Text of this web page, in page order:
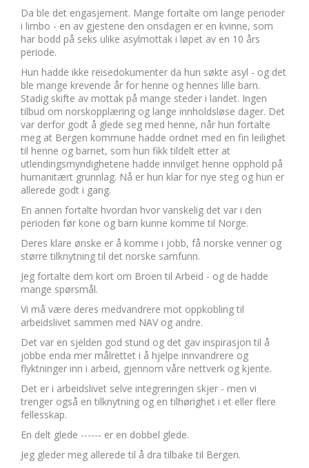
Da ble det engasjement. Mange fortalte om lange perioder
i limbo - en av gjestene den onsdagen er en kvinne, som
har bodd på seks ulike asylmottak i løpet av en 10 års
periode.
Hun hadde ikke reisedokumenter da hun søkte asyl - og det
ble mange krevende år for henne og hennes lille barn.
Stadig skifte av mottak på mange steder i landet. Ingen
tilbud om norskopplæring og lange innholdsløse dager. Det
var derfor godt å glede seg med henne, når hun fortalte
meg at Bergen kommune hadde ordnet med en fin leilighet
til henne og barnet, som hun fikk tildelt etter at
utlendingsmyndighetene hadde innvilget henne opphold på
humanitært grunnlag. Nå er hun klar for nye steg og hun er
allerede godt i gang.
En annen fortalte hvordan hvor vanskelig det var i den
perioden før kone og barn kunne komme til Norge.
Deres klare ønske er å komme i jobb, få norske venner og
større tilknytning til det norske samfunn.
Jeg fortalte dem kort om Broen til Arbeid - og de hadde
mange spørsmål.
Vi må være deres medvandrere mot oppkobling til
arbeidslivet sammen med NAV og andre.
Det var en sjelden god stund og det gav inspirasjon til å
jobbe enda mer målrettet i å hjelpe innvandrere og
flyktninger inn i arbeid, gjennom våre nettverk og kjente.
Det er i arbeidslivet selve integreringen skjer - men vi
trenger også en tilknytning og en tilhørighet i et eller flere
fellesskap.
En delt glede ------ er en dobbel glede.
Jeg gleder meg allerede til å dra tilbake til Bergen.